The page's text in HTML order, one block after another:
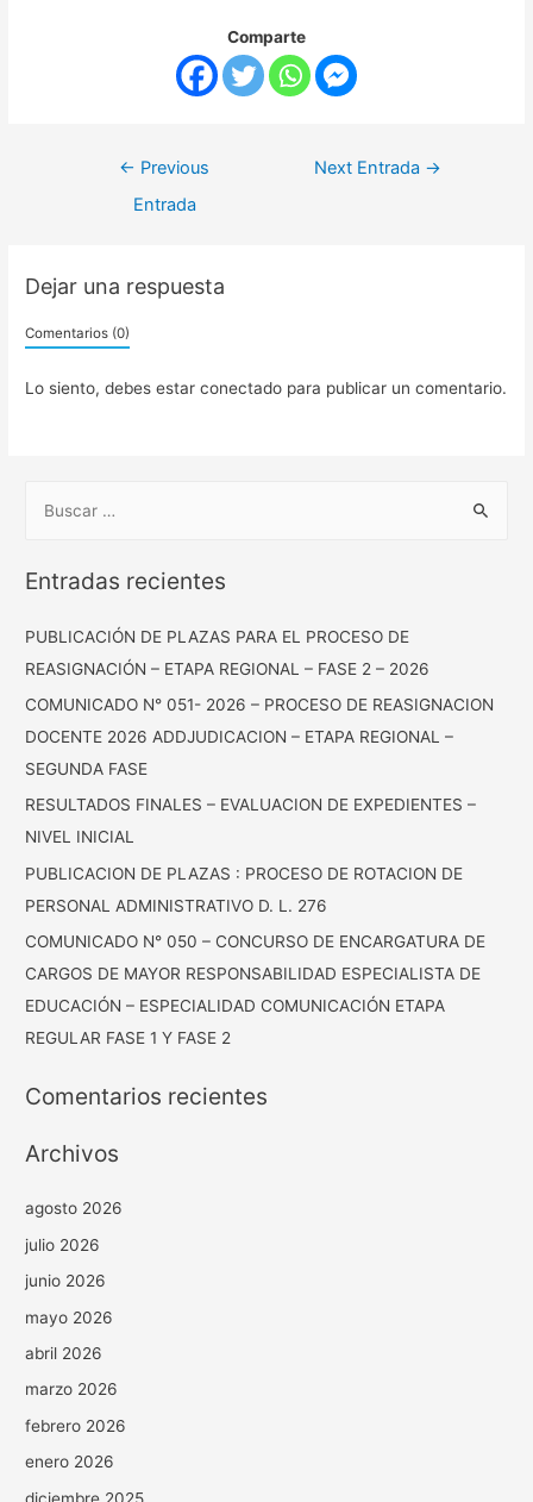
Comparte
← Previous
Entrada
Next Entrada →
Dejar una respuesta
Comentarios (0)
Lo siento, debes estarconectado para publicar un comentario.
Entradas recientes
PUBLICACIÓN DE PLAZAS PARA EL PROCESO DE
REASIGNACIÓN – ETAPA REGIONAL – FASE 2 – 2026
COMUNICADO N° 051- 2026 – PROCESO DE REASIGNACION
DOCENTE 2026 ADDJUDICACION – ETAPA REGIONAL –
SEGUNDA FASE
RESULTADOS FINALES – EVALUACION DE EXPEDIENTES –
NIVEL INICIAL
PUBLICACION DE PLAZAS : PROCESO DE ROTACION DE
PERSONAL ADMINISTRATIVO D. L. 276
COMUNICADO N° 050 – CONCURSO DE ENCARGATURA DE
CARGOS DE MAYOR RESPONSABILIDAD ESPECIALISTA DE
EDUCACIÓN – ESPECIALIDAD COMUNICACIÓN ETAPA
REGULAR FASE 1 Y FASE 2
Comentarios recientes
Archivos
agosto 2026
julio 2026
junio 2026
mayo 2026
abril 2026
marzo 2026
febrero 2026
enero 2026
diciembre 2025